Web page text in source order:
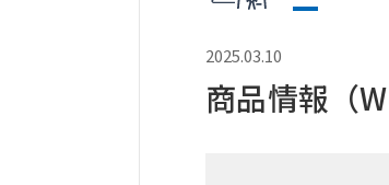
2025.03.10
商品情報（